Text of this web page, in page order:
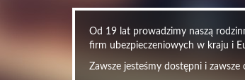
Od 19 lat prowadzimy naszą
firm ubezpieczeniowych w kraju i
Zawsze jesteśmy dostępni i